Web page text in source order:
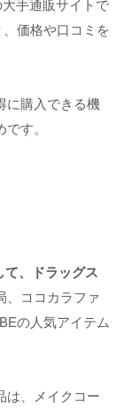
手通販サイトで
価格や口コミを
に購入できる機
す。
、ドラッグス
、ココカラファ
の人気アイテム
は、メイクコー